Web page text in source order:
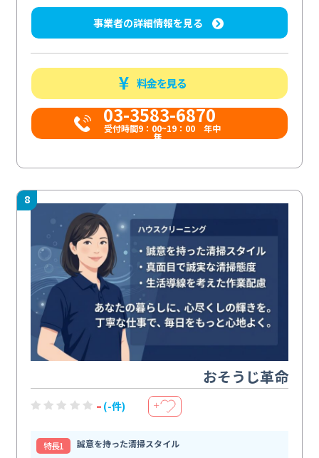
事業者の詳細情報を見る
料金を見る
03-3583-6870
受付時間9：00~19：00 年中
無...
8
おそうじ革命
- (-件) ＋
特⻑1
誠意を持った清掃スタイル